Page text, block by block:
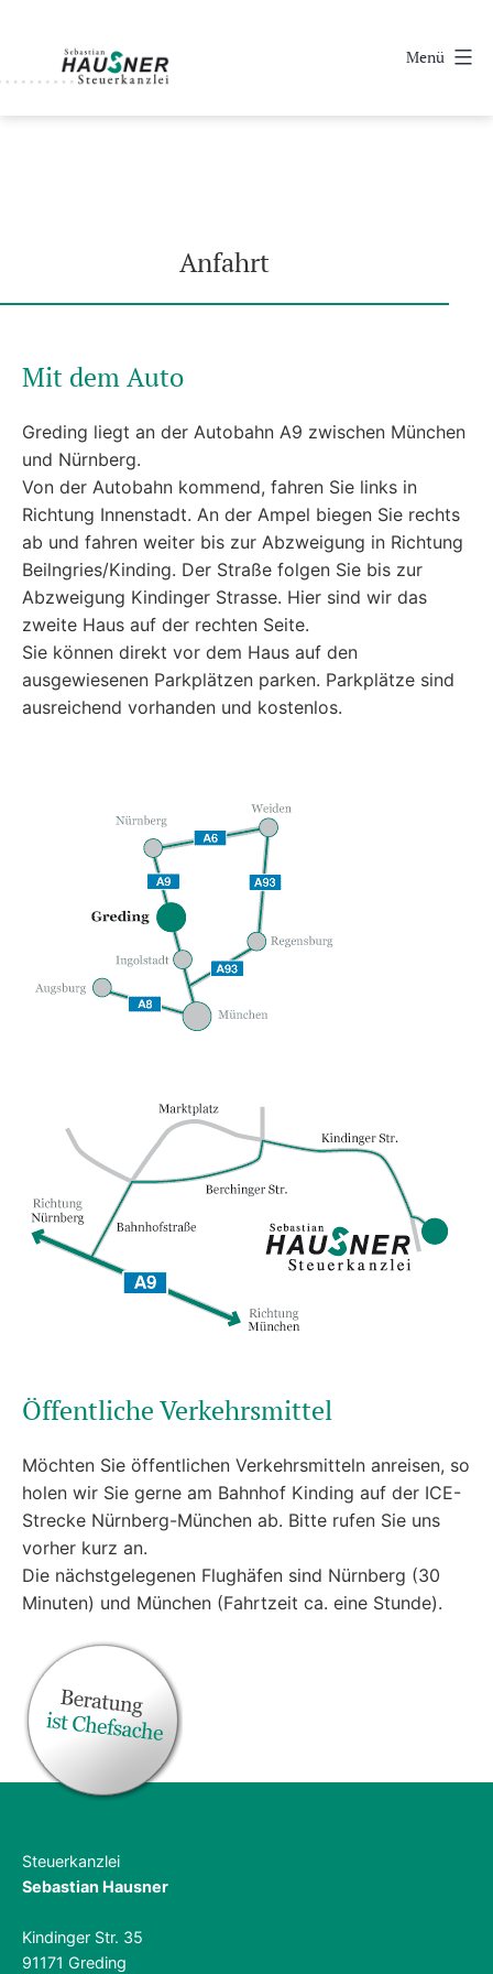
springen
Menü
Anfahrt
Mit dem Auto
Greding liegt an der Autobahn A9 zwischen München
und Nürnberg.
Von der Autobahn kommend, fahren Sie links in
Richtung Innenstadt. An der Ampel biegen Sie rechts
ab und fahren weiter bis zur Abzweigung in Richtung
Beilngries/Kinding. Der Straße folgen Sie bis zur
Abzweigung Kindinger Strasse. Hier sind wir das
zweite Haus auf der rechten Seite.
Sie können direkt vor dem Haus auf den
ausgewiesenen Parkplätzen parken. Parkplätze sind
ausreichend vorhanden und kostenlos.
Öffentliche Verkehrsmittel
Möchten Sie öffentlichen Verkehrsmitteln anreisen, so
holen wir Sie gerne am Bahnhof Kinding auf der ICE-
Strecke Nürnberg-München ab. Bitte rufen Sie uns
vorher kurz an.
Die nächstgelegenen Flughäfen sind Nürnberg (30
Minuten) und München (Fahrtzeit ca. eine Stunde).
Steuerkanzlei
Sebastian Hausner
Kindinger Str. 35
91171 Greding